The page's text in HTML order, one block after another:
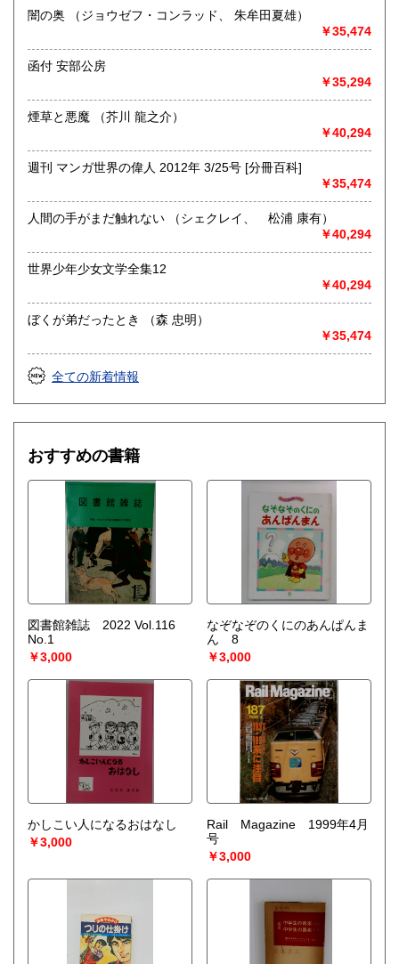
語国文、外国文学、古典籍、近代文献、趣味、外国書、サブ
カルチャー、古書一般（その他）
闇の奥 （ジョウゼフ・コンラッド、 朱牟田夏雄）
￥35,474
函付 安部公房
￥35,294
煙草と悪魔 （芥川 龍之介）
￥40,294
週刊 マンガ世界の偉人 2012年 3/25号 [分冊百科]
￥35,474
人間の手がまだ触れない （シェクレイ、 松浦 康有）
￥40,294
世界少年少女文学全集12
￥40,294
ぼくが弟だったとき （森 忠明）
￥35,474
全ての新着情報
おすすめの書籍
図書館雑誌 2022 Vol.116
No.1
￥3,000
なぞなぞのくにのあんぱんま
ん 8
￥3,000
かしこい人になるおはなし
￥3,000
Rail Magazine 1999年4月
号
￥3,000